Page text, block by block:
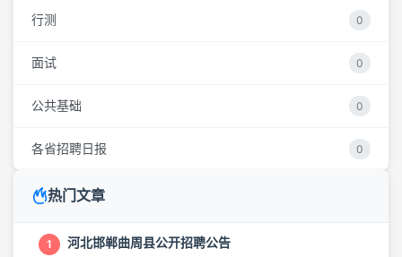
行测 0
面试 0
公共基础 0
各省招聘日报 0
热门文章
1 河北邯郸曲周县公开招聘公告